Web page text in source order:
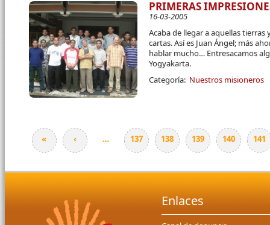
PRIMERAS
16-03-2005
Acaba de llegar a aquellas
cartas. Así es Juan Ángel; más
hablar mucho… Entresacamos
Yogyakarta.
Categoría: Nuestros misioneros
Páginas
« ‹ … 137 138 139 140 141
Enlaces